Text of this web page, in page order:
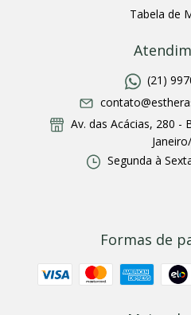
Tabela de
(21)
Av. das Acácias, 280 -
Segunda à
Formas de